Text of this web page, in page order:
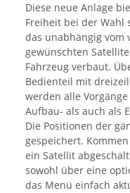
Diese neue Anlage
Freiheit bei der Wahl
das unabhängig vom
gewünschten
Fahrzeug verbaut.
Bedienteil mit
werden alle
Aufbau- als auch als
Die Positionen der
gespeichert.
ein Satellit
sowohl über eine
das Menü einfach